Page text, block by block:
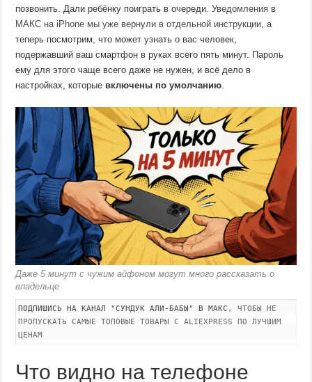
позвонить. Дали ребёнку поиграть в очереди.Уведомления в
МАКС на iPhone мы уже вернули в отдельной инструкции, а
теперь посмотрим, что может узнать о вас человек,
подержавший ваш смартфон в руках всего пять минут. Пароль
ему для этого чаще всего даже не нужен, и всё дело в
настройках, которые включены по умолчанию.
Даже 5 минут с чужим айфоном могут много рассказать о
владельце
ПОДПИШИСЬ НА КАНАЛ "СУНДУК АЛИ-БАБЫ" В МАКС , ЧТОБЫ НЕ
ПРОПУСКАТЬ САМЫЕ ТОПОВЫЕ ТОВАРЫ С ALIEXPRESS ПО ЛУЧШИМ
ЦЕНАМ
Что видно на телефоне